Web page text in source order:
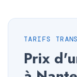
TARIFS
Prix